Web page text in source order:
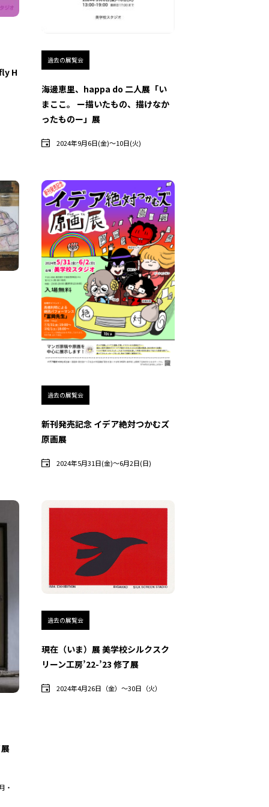
H
過去の展覧会
海邊恵里、happa do 二人展「い
まここ。 ー描いたもの、描けなか
ったものー」展
2024年9月6日(金)〜10日(火)
過去の展覧会
新刊発売記念 イデア絶対つかむズ
原画展
2024年5月31日(金)〜6月2日(日)
・
過去の展覧会
現在（いま）展 美学校シルクスク
リーン工房’22-’23 修了展
2024年4月26日（金）〜30日（火）